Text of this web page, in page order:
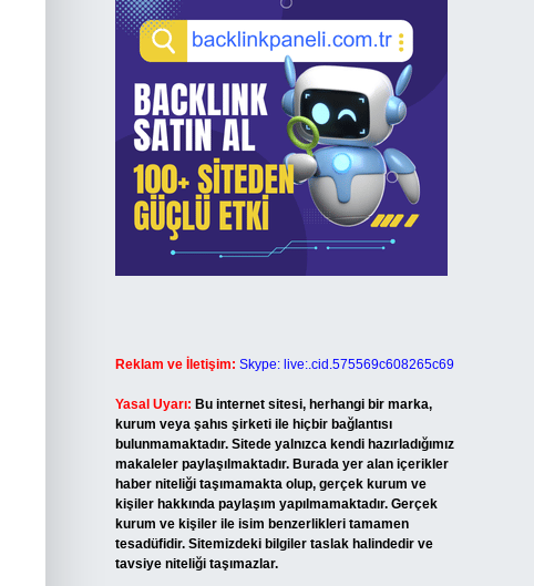
Reklam ve İletişim: Skype: live:.cid.575569c608265c69
Yasal Uyarı: Bu internet sitesi, herhangi bir marka,
kurum veya şahıs şirketi ile hiçbir bağlantısı
bulunmamaktadır. Sitede yalnızca kendi hazırladığımız
makaleler paylaşılmaktadır. Burada yer alan içerikler
haber niteliği taşımamakta olup, gerçek kurum ve
kişiler hakkında paylaşım yapılmamaktadır. Gerçek
kurum ve kişiler ile isim benzerlikleri tamamen
tesadüfidir. Sitemizdeki bilgiler taslak halindedir ve
tavsiye niteliği taşımazlar.